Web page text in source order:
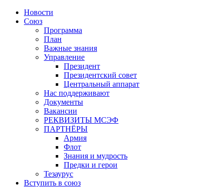
Новости
Союз
Программа
План
Важные знания
Управление
Президент
Президентский совет
Центральный аппарат
Нас поддерживают
Документы
Вакансии
РЕКВИЗИТЫ МСЭФ
ПАРТНЁРЫ
Армия
Флот
Знания и мудрость
Предки и герои
Тезаурус
Вступить в союз